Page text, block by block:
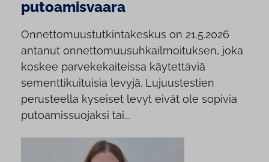
putoamisvaara
Onnettomuustutkintakeskus on 21.5.2026
antanut onnettomuusuhkailmoituksen, joka
koskee parvekekaiteissa käytettäviä
sementtikuituisia levyjä. Lujuustestien
perusteella kyseiset levyt eivät ole sopivia
putoamissuojaksi tai...